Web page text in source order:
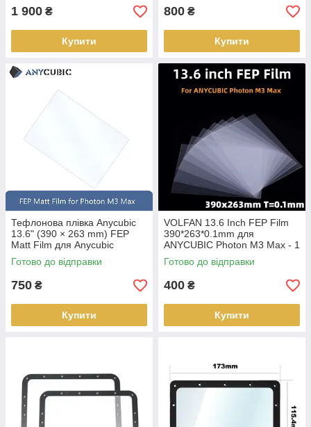
1 900 ₴
Купити
800 ₴
Купити
Тефлонова плівка Anycubic
13.6" (390 × 263 mm) FEP
Matt Film для Anycubic
Photon M3 Max
Готово до відправки
750 ₴
Купити
VOLFAN 13.6 Inch FEP Film
390*263*0.1mm для
ANYCUBIC Photon M3 Max - 1
шт.
Готово до відправки
400 ₴
Купити